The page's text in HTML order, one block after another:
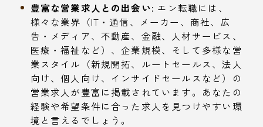
豊富な営業求人との出会い: エン転職には、
様々な業界（IT・通信、メーカー、商社、広
告・メディア、不動産、金融、人材サービス、
医療・福祉など）、企業規模、そして多様な営
業スタイル（新規開拓、ルートセールス、法人
向け、個人向け、インサイドセールスなど）の
営業求人が豊富に掲載されています。あなたの
経験や希望条件に合った求人を見つけやすい環
境と言えるでしょう。